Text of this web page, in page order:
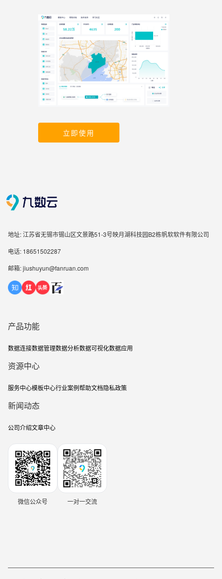
立即使用
地址: 江苏省无锡市锡山区文景路51-3号映月湖科技园B2栋帆软软件有限公司
电话: 18651502287
邮箱: jiushuyun@fanruan.com
产品功能
数据连接数据管理数据分析数据可视化数据应用
资源中心
服务中心模板中心行业案例帮助文档隐私政策
新闻动态
公司介绍文章中心
微信公众号 一对一交流